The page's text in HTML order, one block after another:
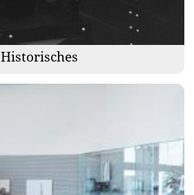
Historisches